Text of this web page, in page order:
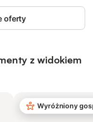
oferty
z widokiem
Wyróżniony